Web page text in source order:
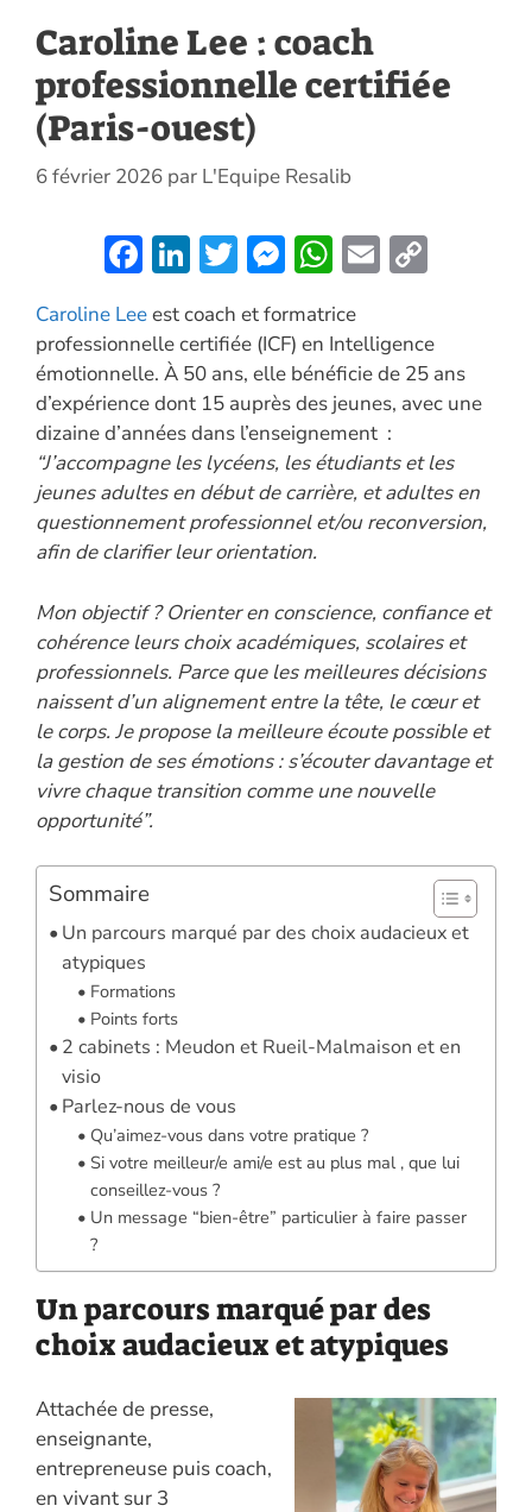
Caroline Lee : coach
professionnelle certifiée
(Paris-ouest)
6 février 2026 par L'Equipe Resalib
F
e
b
o
o
k
Li
k
e
dI
n
T
itt
er
M
se
n
g
er
W
at
s
A
p
p
E
ai
l y
Li
k
Caroline Leeest coach et formatrice
professionnelle certifiée (ICF) en Intelligence
émotionnelle. À 50 ans, elle bénéficie de 25 ans
d’expérience dont 15 auprès des jeunes, avec une
dizaine d’années dans l’enseignement :
“J’accompagne les lycéens, les étudiants et les
jeunes adultes en début de carrière, et adultes en
questionnement professionnel et/ou reconversion,
afin de clarifier leur orientation.
Mon objectif ? Orienter en conscience, confiance et
cohérence leurs choix académiques, scolaires et
professionnels. Parce que les meilleures décisions
naissent d’un alignement entre la tête, le cœur et
le corps. Je propose la meilleure écoute possible et
la gestion de ses émotions : s’écouter davantage et
vivre chaque transition comme une nouvelle
opportunité”.
Sommaire
Un parcours marqué par des choix audacieux et
atypiques
Formations
Points forts
2 cabinets : Meudon et Rueil-Malmaison et en
visio
Parlez-nous de vous
Qu’aimez-vous dans votre pratique ?
Si votre meilleur/e ami/e est au plus mal , que lui
conseillez-vous ?
Un message “bien-être” particulier à faire passer
?
Un parcours marqué par des
choix audacieux et atypiques
Attachée de presse,
enseignante,
entrepreneuse puis coach,
en vivant sur 3